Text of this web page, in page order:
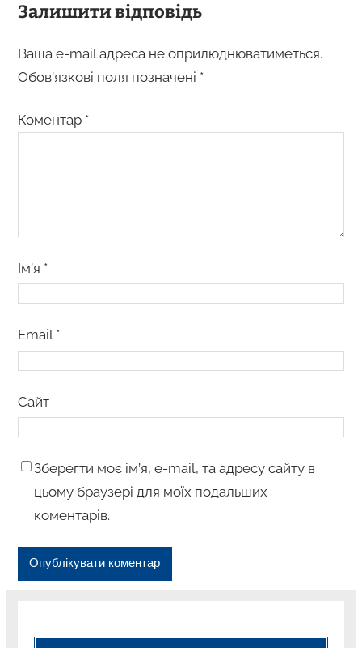
Залишити відповідь
Ваша e-mail адреса не оприлюднюватиметься.
Обов’язкові поля позначені *
Коментар *
Ім’я *
Email *
Сайт
Зберегти моє ім’я, e-mail, та адресу сайту в
цьому браузері для моїх подальших
коментарів.